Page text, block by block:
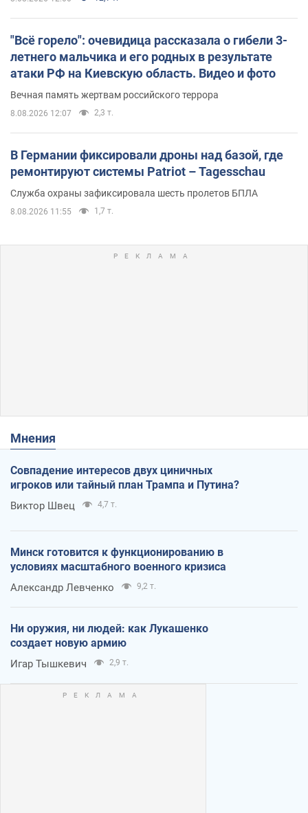
"Всё горело": очевидица рассказала о гибели 3-
летнего мальчика и его родных в результате
атаки РФ на Киевскую область. Видео и фото
Вечная память жертвам российского террора
8.08.2026 12:07 2,3 т.
В Германии фиксировали дроны над базой, где
ремонтируют системы Patriot – Tagesschau
Служба охраны зафиксировала шесть пролетов БПЛА
8.08.2026 11:55 1,7 т.
Мнения
Совпадение интересов двух циничных
игроков или тайный план Трампа и Путина?
Виктор Швец 4,7 т.
Минск готовится к функционированию в
условиях масштабного военного кризиса
Александр Левченко 9,2 т.
Ни оружия, ни людей: как Лукашенко
создает новую армию
Игар Тышкевич 2,9 т.